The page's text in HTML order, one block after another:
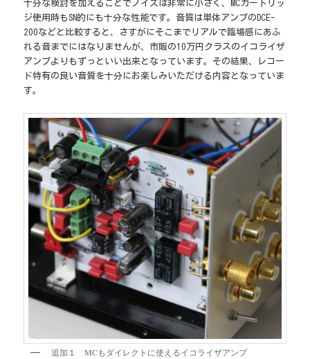
十分な検討を加えることでノイズは非常に小さく、MCカートリッ
ジ使用時もSN的にも十分な性能です。音質は単体アンプのDCE-
200などと比較すると、さすがにそこまでリアルで臨場感にあふ
れる音までにはなりませんが、市販の10万円クラスのイコライザ
アンプよりもずっといい出来となっています。その結果、レコー
ド特有の良い音質を十分にお楽しみいただける内容となっていま
す。
追加１ MCもダイレクトに使えるイコライザアンプ